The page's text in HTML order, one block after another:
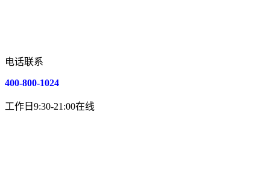
电话联系
400-800-1024
工作日9:30-21:00在线